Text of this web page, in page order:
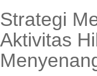
Strategi
Aktivitas